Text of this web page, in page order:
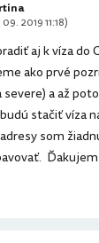
aj k víza do
ako prvé
severe) a až
stačiť víza
som
Ďakujem
2019 11:18)